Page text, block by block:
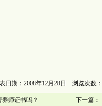
日期：2008年12月28日 浏览次数
师证书吗？ 下一篇：